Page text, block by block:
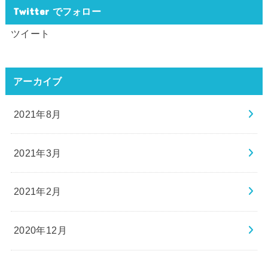
Twitter でフォロー
ツイート
アーカイブ
2021年8月
2021年3月
2021年2月
2020年12月